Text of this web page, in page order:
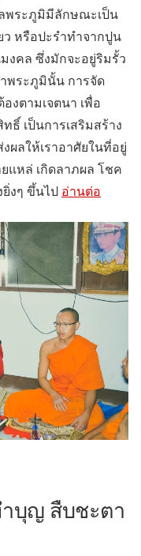
ลพระภูมิมีลักษณะเป็น
ว หรือปะรำทำจากปูน
งคล ซึ่งมักจะอยู่ริมรั้ว
พระภูมินั้น การจัด
งตามเจตนา เพื่อ
ธิ์ เป็นการเสริมสร้าง
ผลให้เราอาศัยในที่อยู่
แหล่ เกิดลาภผล โชค
งๆ ขึ้นไป อ่านต่อ
บุญ สืบชะตา